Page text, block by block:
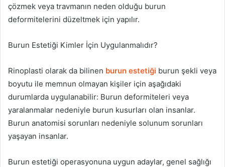
çözmek veya travmanın neden olduğu burun
deformitelerini düzeltmek için yapılır.
Burun Estetiği Kimler İçin Uygulanmalıdır?
Rinoplasti olarak da bilinen burun estetiği burun şekli veya
boyutu ile memnun olmayan kişiler için aşağıdaki
durumlarda uygulanabilir: Burun deformiteleri veya
yaralanmalar nedeniyle burun kusurları olan insanlar.
Burun anatomisi sorunları nedeniyle solunum sorunları
yaşayan insanlar.
Burun estetiği operasyonuna uygun adaylar, genel sağlığı